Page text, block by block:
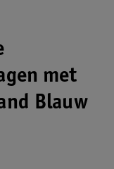
met
Blauw